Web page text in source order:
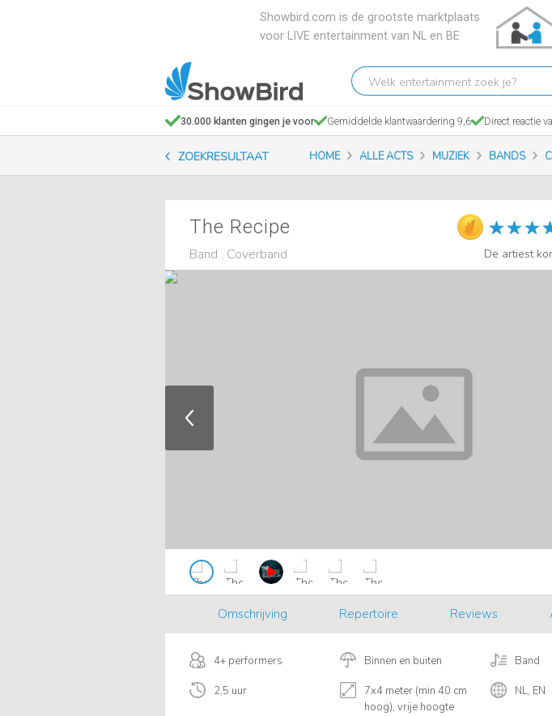
Showbird.com is de grootste marktplaats
voor LIVE entertainment van NL en BE
Welk
entertainment
zoek
je?
30.000 klanten gingen je voor Gemiddelde klantwaardering 9,6 Direct reactie
ZOEKRESULTAAT HOME ALLE ACTS MUZIEK BANDS
The Recipe
Band , Coverband
De artiest
Omschrijving Repertoire Reviews
4+ performers Binnen en buiten Band
2,5 uur
7x4 meter (min 40 cm
hoog), vrije hoogte
NL, EN